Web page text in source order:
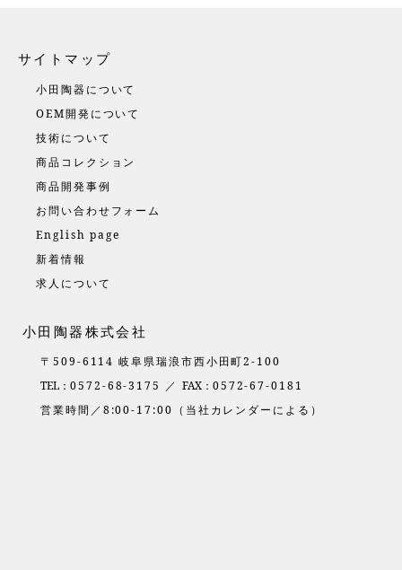
サイトマップ
小田陶器について
OEM開発について
技術について
商品コレクション
商品開発事例
お問い合わせフォーム
English page
新着情報
求人について
小田陶器株式会社
〒509-6114 岐阜県瑞浪市西小田町2-100
TEL： 0572-68-3175 ／ FAX： 0572-67-0181
営業時間／8:00-17:00（当社カレンダーによる）